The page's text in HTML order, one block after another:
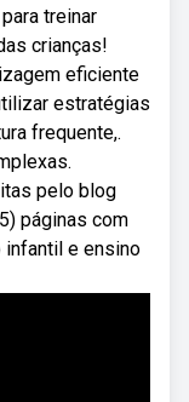
treinar
crianças!
eficiente
estratégias
frequente,.
pelo blog
páginas com
infantil e ensino